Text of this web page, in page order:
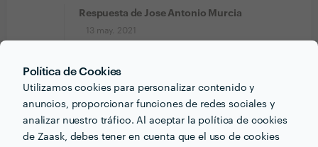
Política de Cookies
Utilizamos cookies para personalizar contenido y
anuncios, proporcionar funciones de redes sociales y
analizar nuestro tráfico. Al aceptar la política de cookies
de Zaask, debes tener en cuenta que el uso de cookies
Respuesta de Jose Antonio Murcia
13 may. 2021
Me alegro que te guste mi trabajo ¡y para
otra ya sabes!